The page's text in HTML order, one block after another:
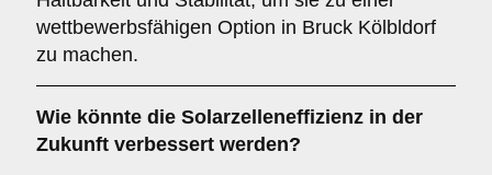
wettbewerbsfähigen Option in Bruck Kölbldorf
zu machen.
Wie könnte die Solarzelleneffizienz in der
Zukunft verbessert werden?